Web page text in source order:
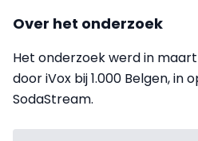
Over het onderzoek
Het onderzoek werd in
door iVox bij 1.000 Belgen, in
SodaStream.